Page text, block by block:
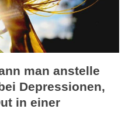
man anstelle
Depressionen,
in einer